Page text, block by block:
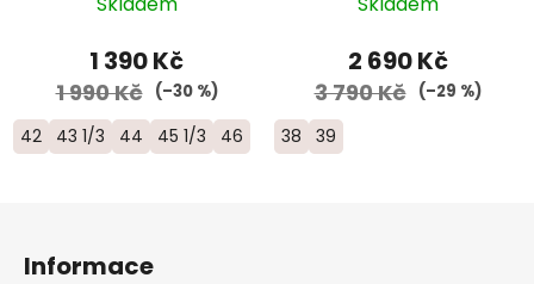
1 390 Kč
1 990 Kč (–30 %)
42 43 1/3 44 45 1/3 46
2 690 Kč
3 790 Kč (–29 %)
38 39
Informace